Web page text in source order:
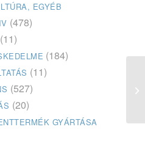
EGYÉB
(478)
(11)
(184)
(11)
(527)
(20)
GYÁRTÁSA